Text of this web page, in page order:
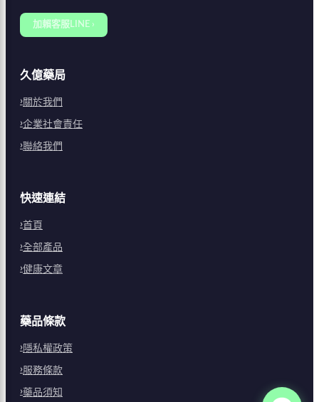
加賴客服LINE ›
久億藥局
關於我們
企業社會責任
聯絡我們
快速連結
首頁
全部產品
健康文章
藥品條款
隱私權政策
服務條款
藥品須知